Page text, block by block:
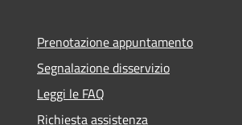
Prenotazione appuntamento
Segnalazione disservizio
Leggi le FAQ
Richiesta assistenza